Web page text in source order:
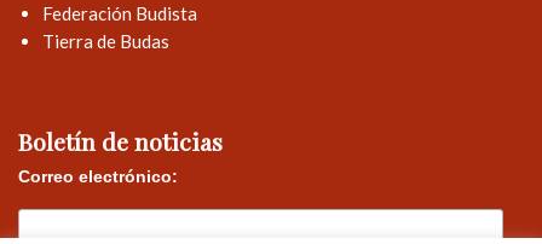
Federación Budista
Tierra de Budas
Boletín de noticias
Correo electrónico: